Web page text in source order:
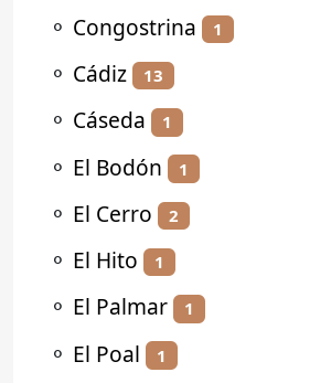
⚬ Congostrina 1
⚬ Cádiz 13
⚬ Cáseda 1
⚬ El Bodón 1
⚬ El Cerro 2
⚬ El Hito 1
⚬ El Palmar 1
⚬ El Poal 1